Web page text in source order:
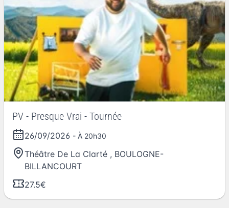
PV - Presque Vrai - Tournée
26/09/2026 - À 20h30
Théâtre De La Clarté , BOULOGNE-
BILLANCOURT
27.5€